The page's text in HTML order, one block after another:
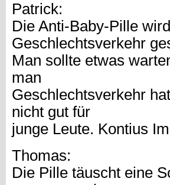
Patrick:
Die Anti-Baby-Pille
Geschlechtsverkehr
Man sollte etwas
man
Geschlechtsverkehr
nicht gut für
junge Leute. Kontius
Thomas:
Die Pille täuscht eine